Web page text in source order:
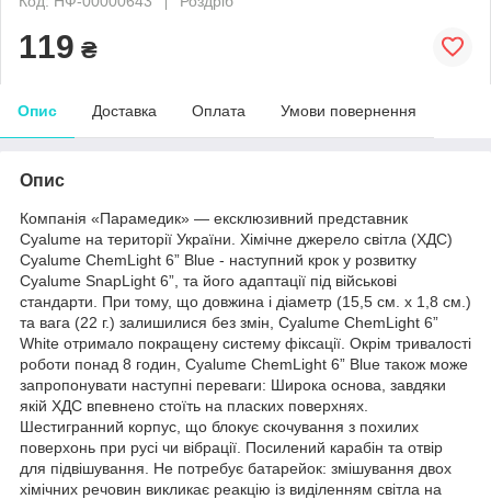
119 ₴
Опис Доставка Оплата Умови повернення
Опис
Компанія «Парамедик» — ексклюзивний представник
Cyalume на території України. Хімічне джерело світла (ХДС)
Cyalume ChemLight 6” Blue - наступний крок у розвитку
Cyalume SnapLight 6”, та його адаптації під військові
стандарти. При тому, що довжина і діаметр (15,5 см. х 1,8 см.)
та вага (22 г.) залишилися без змін, Cyalume ChemLight 6”
White отримало покращену систему фіксації. Окрім тривалості
роботи понад 8 годин, Cyalume ChemLight 6” Blue також може
запропонувати наступні переваги: Широка основа, завдяки
якій ХДС впевнено стоїть на пласких поверхнях.
Шестигранний корпус, що блокує скочування з похилих
поверхонь при русі чи вібрації. Посилений карабін та отвір
для підвішування. Не потребує батарейок: змішування двох
хімічних речовин викликає реакцію із виділенням світла на